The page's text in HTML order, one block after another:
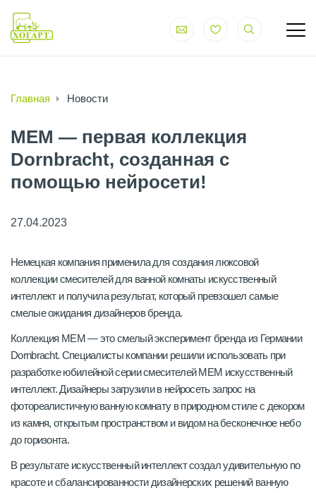
Главная Новости
MEM — первая коллекция
Dornbracht, созданная с
помощью нейросети!
27.04.2023
Немецкая компания применила для создания люксовой
коллекции смесителей для ванной комнаты искусственный
интеллект и получила результат, который превзошел самые
смелые ожидания дизайнеров бренда.
Коллекция MEM — это смелый эксперимент бренда из Германии
Dornbracht. Специалисты компании решили использовать при
разработке юбилейной серии смесителей MEM искусственный
интеллект. Дизайнеры загрузили в нейросеть запрос на
фотореалистичную ванную комнату в природном стиле с декором
из камня, открытым пространством и видом на бесконечное небо
до горизонта.
В результате искусственный интеллект создал удивительную по
красоте и сбалансированности дизайнерских решений ванную